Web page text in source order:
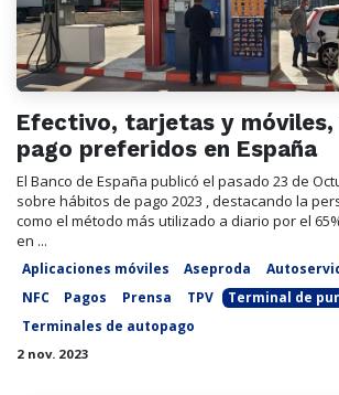
Efectivo, tarjetas y móviles,
pago preferidos en España
El Banco de España publicó el pasado 23 de
sobre hábitos de pago 2023 , destacando la
como el método más utilizado a diario por el
en ...
Aplicaciones móviles Aseproda
NFC
Pagos Prensa TPV
Terminal de
Terminales de autopago
2 nov. 2023